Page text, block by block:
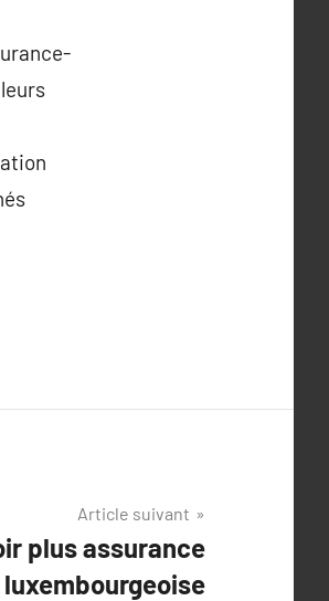
Article suivant
plus assurance
luxembourgeoise